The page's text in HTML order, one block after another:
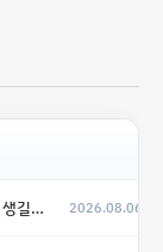
는지 2026.08.06